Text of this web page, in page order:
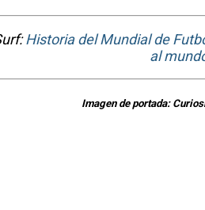
Historia del Mundial de
al
Imagen de portada: